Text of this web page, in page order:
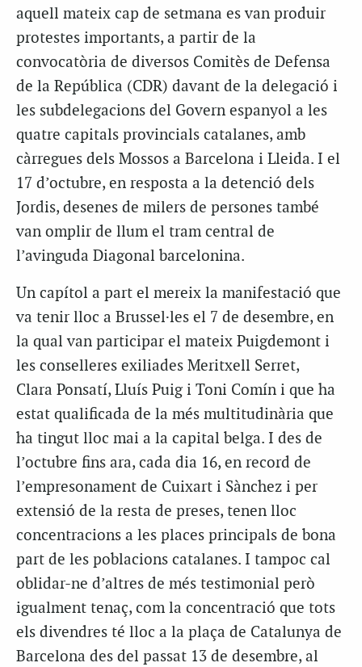
aquell mateix cap de setmana es van produir
protestes importants, a partir de la
convocatòria de diversos Comitès de Defensa
de la República (CDR) davant de la delegació i
les subdelegacions del Govern espanyol a les
quatre capitals provincials catalanes, amb
càrregues dels Mossos a Barcelona i Lleida. I el
17 d’octubre, en resposta a la detenció dels
Jordis, desenes de milers de persones també
van omplir de llum el tram central de
l’avinguda Diagonal barcelonina.
Un capítol a part el mereix la manifestació que
va tenir lloc a Brussel·les el 7 de desembre, en
la qual van participar el mateix Puigdemont i
les conselleres exiliades Meritxell Serret,
Clara Ponsatí, Lluís Puig i Toni Comín i que ha
estat qualificada de la més multitudinària que
ha tingut lloc mai a la capital belga. I des de
l’octubre fins ara, cada dia 16, en record de
l’empresonament de Cuixart i Sànchez i per
extensió de la resta de preses, tenen lloc
concentracions a les places principals de bona
part de les poblacions catalanes. I tampoc cal
oblidar-ne d’altres de més testimonial però
igualment tenaç, com la concentració que tots
els divendres té lloc a la plaça de Catalunya de
Barcelona des del passat 13 de desembre, al